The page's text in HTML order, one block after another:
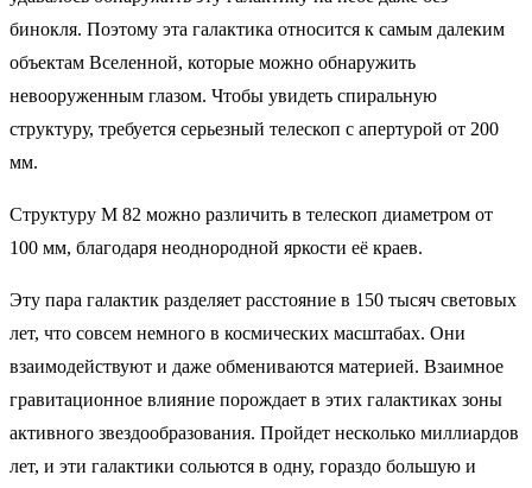
бинокля. Поэтому эта галактика относится к самым далеким
объектам Вселенной, которые можно обнаружить
невооруженным глазом. Чтобы увидеть спиральную
структуру, требуется серьезный телескоп с апертурой от 200
мм.
Структуру М 82 можно различить в телескоп диаметром от
100 мм, благодаря неоднородной яркости её краев.
Эту пара галактик разделяет расстояние в 150 тысяч световых
лет, что совсем немного в космических масштабах. Они
взаимодействуют и даже обмениваются материей. Взаимное
гравитационное влияние порождает в этих галактиках зоны
активного звездообразования. Пройдет несколько миллиардов
лет, и эти галактики сольются в одну, гораздо большую и